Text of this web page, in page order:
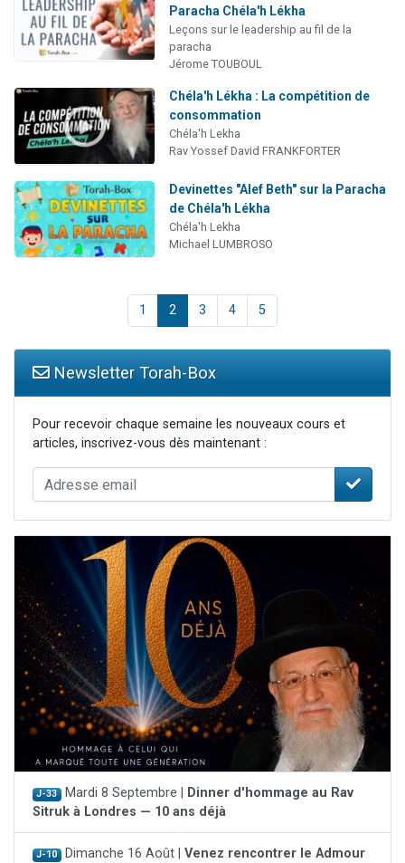
Paracha Chéla'h Lékha
Leçons sur le leadership au fil de la
paracha
Jérome TOUBOUL
Chéla'h Lékha : La compétition de
consommation
Chéla'h Lekha
Rav Yossef David FRANKFORTER
Devinettes "Alef Beth" sur la Paracha
de Chéla'h Lékha
Chéla'h Lekha
Michael LUMBROSO
1 2 3 4 5
Newsletter Torah-Box
Pour recevoir chaque semaine les nouveaux cours et
articles, inscrivez-vous dès maintenant :
J-33 Mardi 8 Septembre |
Dinner d'hommage au Rav
Sitruk à Londres — 10 ans déjà
J-10 Dimanche 16 Août | Venez rencontrer le Admour